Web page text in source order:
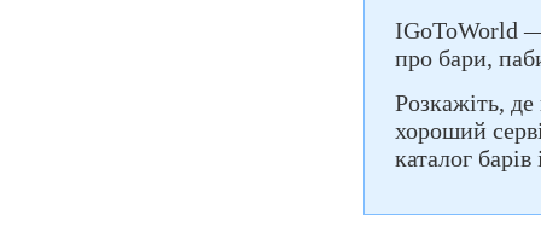
IGoToWorld —
про бари,
Розкажіть,
хороший
каталог